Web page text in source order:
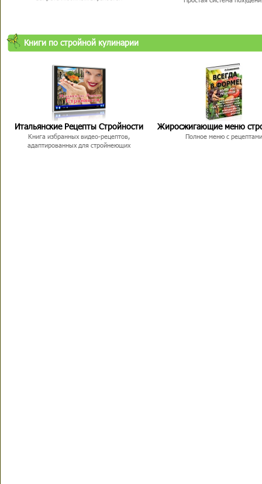
Книги по стройной кулинарии
Итальянские Рецепты Стройности
Книга избранных видео-рецептов,
адаптированных для стройнеющих
Жиросжигающие меню
Полное меню с рецептами